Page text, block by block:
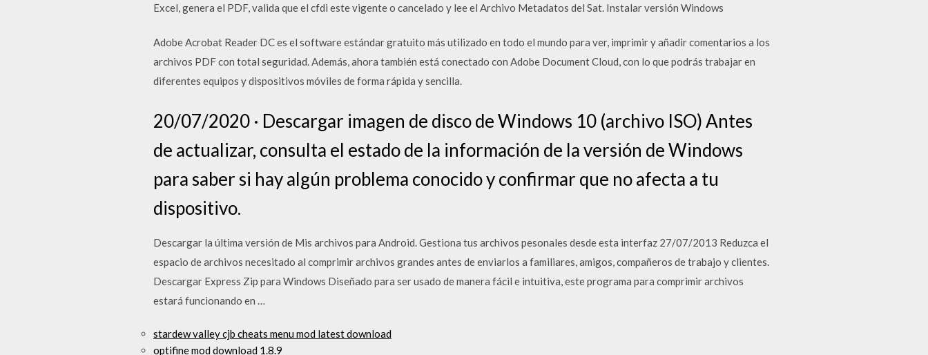
Excel, genera el PDF, valida que el cfdi este vigente o cancelado y lee el Archivo Metadatos del Sat. Instalar versión Windows
Adobe Acrobat Reader DC es el software estándar gratuito más utilizado en todo el mundo para ver, imprimir y añadir comentarios a los
archivos PDF con total seguridad. Además, ahora también está conectado con Adobe Document Cloud, con lo que podrás trabajar en
diferentes equipos y dispositivos móviles de forma rápida y sencilla.
20/07/2020 · Descargar imagen de disco de Windows 10 (archivo ISO) Antes
de actualizar, consulta el estado de la información de la versión de Windows
para saber si hay algún problema conocido y confirmar que no afecta a tu
dispositivo.
Descargar la última versión de Mis archivos para Android. Gestiona tus archivos pesonales desde esta interfaz 27/07/2013 Reduzca el
espacio de archivos necesitado al comprimir archivos grandes antes de enviarlos a familiares, amigos, compañeros de trabajo y clientes.
Descargar Express Zip para Windows Diseñado para ser usado de manera fácil e intuitiva, este programa para comprimir archivos
estará funcionando en …
stardew valley cjb cheats menu mod latest download
optifine mod download 1.8.9